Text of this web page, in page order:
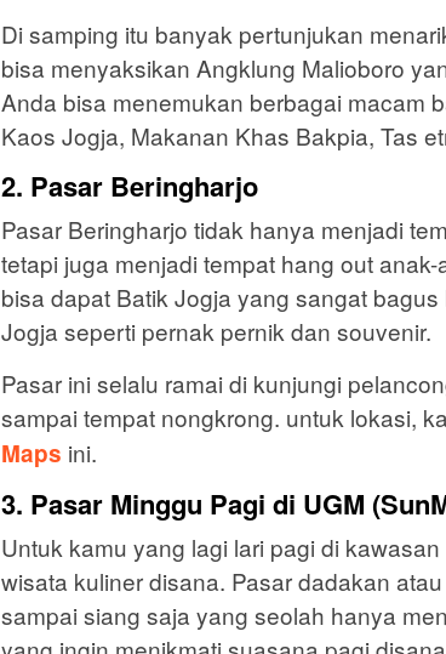
Di samping itu banyak pertunjukan
bisa menyaksikan Angklung Malioboro
Anda bisa menemukan berbagai macam
Kaos Jogja, Makanan Khas Bakpia, Tas
2. Pasar Beringharjo
Pasar Beringharjo tidak hanya menjadi
tetapi juga menjadi tempat hang out
bisa dapat Batik Jogja yang sangat
Jogja seperti pernak pernik dan souvenir.
Pasar ini selalu ramai di kunjungi
sampai tempat nongkrong. untuk lokasi,
Maps ini.
3. Pasar Minggu Pagi di UGM
Untuk kamu yang lagi lari pagi di
wisata kuliner disana. Pasar dadakan
sampai siang saja yang seolah hanya